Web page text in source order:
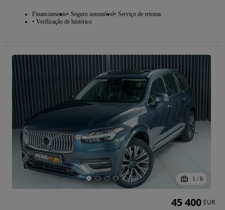
Financiamento Seguro automóvel
Serviço de retoma
Verificação de histórico
1 / 6
45 400 EUR